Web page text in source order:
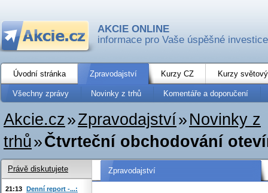
AKCIE ONLINE
informace pro Vaše úspěšné investice
Úvodní stránka Zpravodajství Kurzy CZ Kurzy
Všechny zprávy Novinky z trhů Komentáře a doporučení
Akcie.cz»Zpravodajství» Novinky z
trhů»Čtvrteční obchodování
Zpravodajství
Právě diskutujete
21:13 Denní report -...: